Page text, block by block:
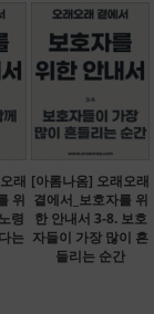
래
위
령
는
[아롬나옴] 오래오래
곁에서_보호자를 위
한 안내서 3-8. 보호
자들이 가장 많이 흔
들리는 순간